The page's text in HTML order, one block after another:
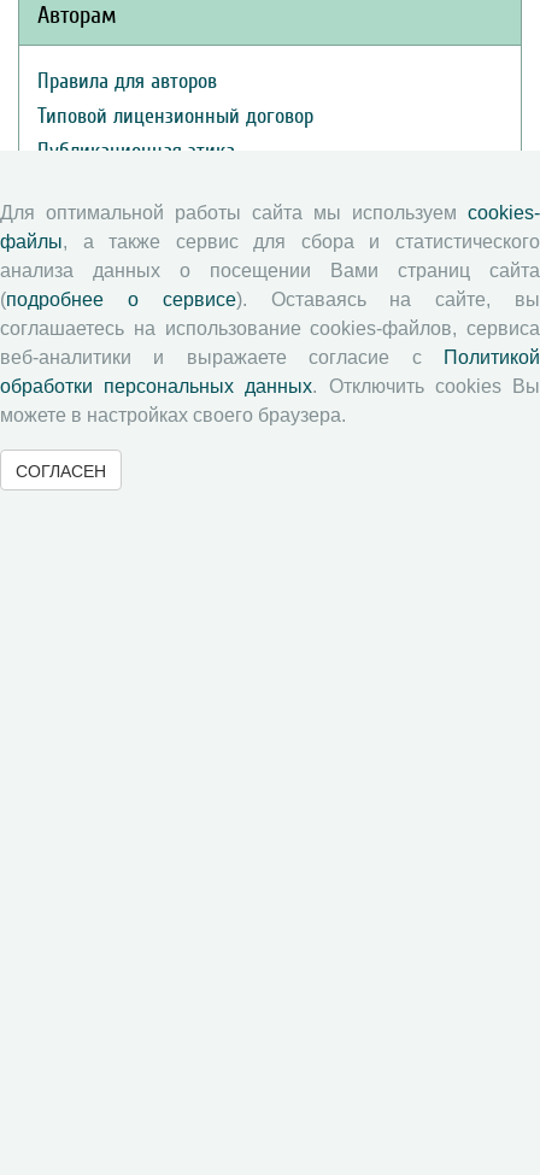
Авторам
Правила для авторов
Типовой лицензионный договор
Публикационная этика
Авторские права
Рецензентам
Памятка рецензенту
Положение о рецензировании
Форма рецензии
Для оптимальной работы сайта мы используем cookies-
файлы, а также сервис для сбора и статистического
анализа данных о посещении Вами страниц сайта
(подробнее о сервисе). Оставаясь на сайте, вы
соглашаетесь на использование cookies-файлов, сервиса
веб-аналитики и выражаете согласие с
Политикой
обработки персональных данных. Отключить cookies Вы
можете в настройках своего браузера.
СОГЛАСЕН